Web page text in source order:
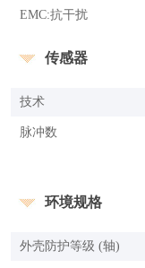
EMC:抗干扰
传感器
技术
脉冲数
环境规格
外壳防护等级 (轴)